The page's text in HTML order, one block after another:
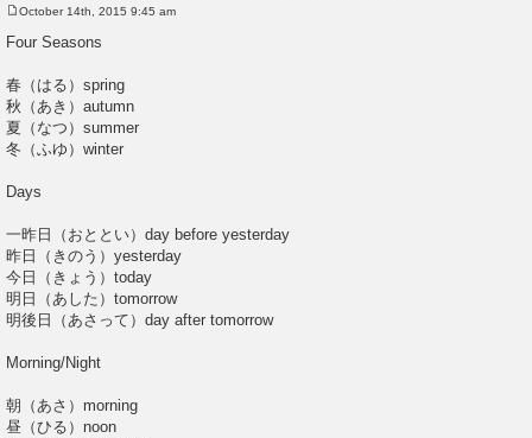
s
October 14th, 2015 9:45 am
Four Seasons
春（はる）spring
秋（あき）autumn
夏（なつ）summer
冬（ふゆ）winter
Days
一昨日（おととい）day before yesterday
昨日（きのう）yesterday
今日（きょう）today
明日（あした）tomorrow
明後日（あさって）day after tomorrow
Morning/Night
朝（あさ）morning
昼（ひる）noon